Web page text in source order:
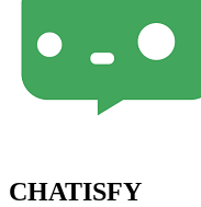
CHATISFY